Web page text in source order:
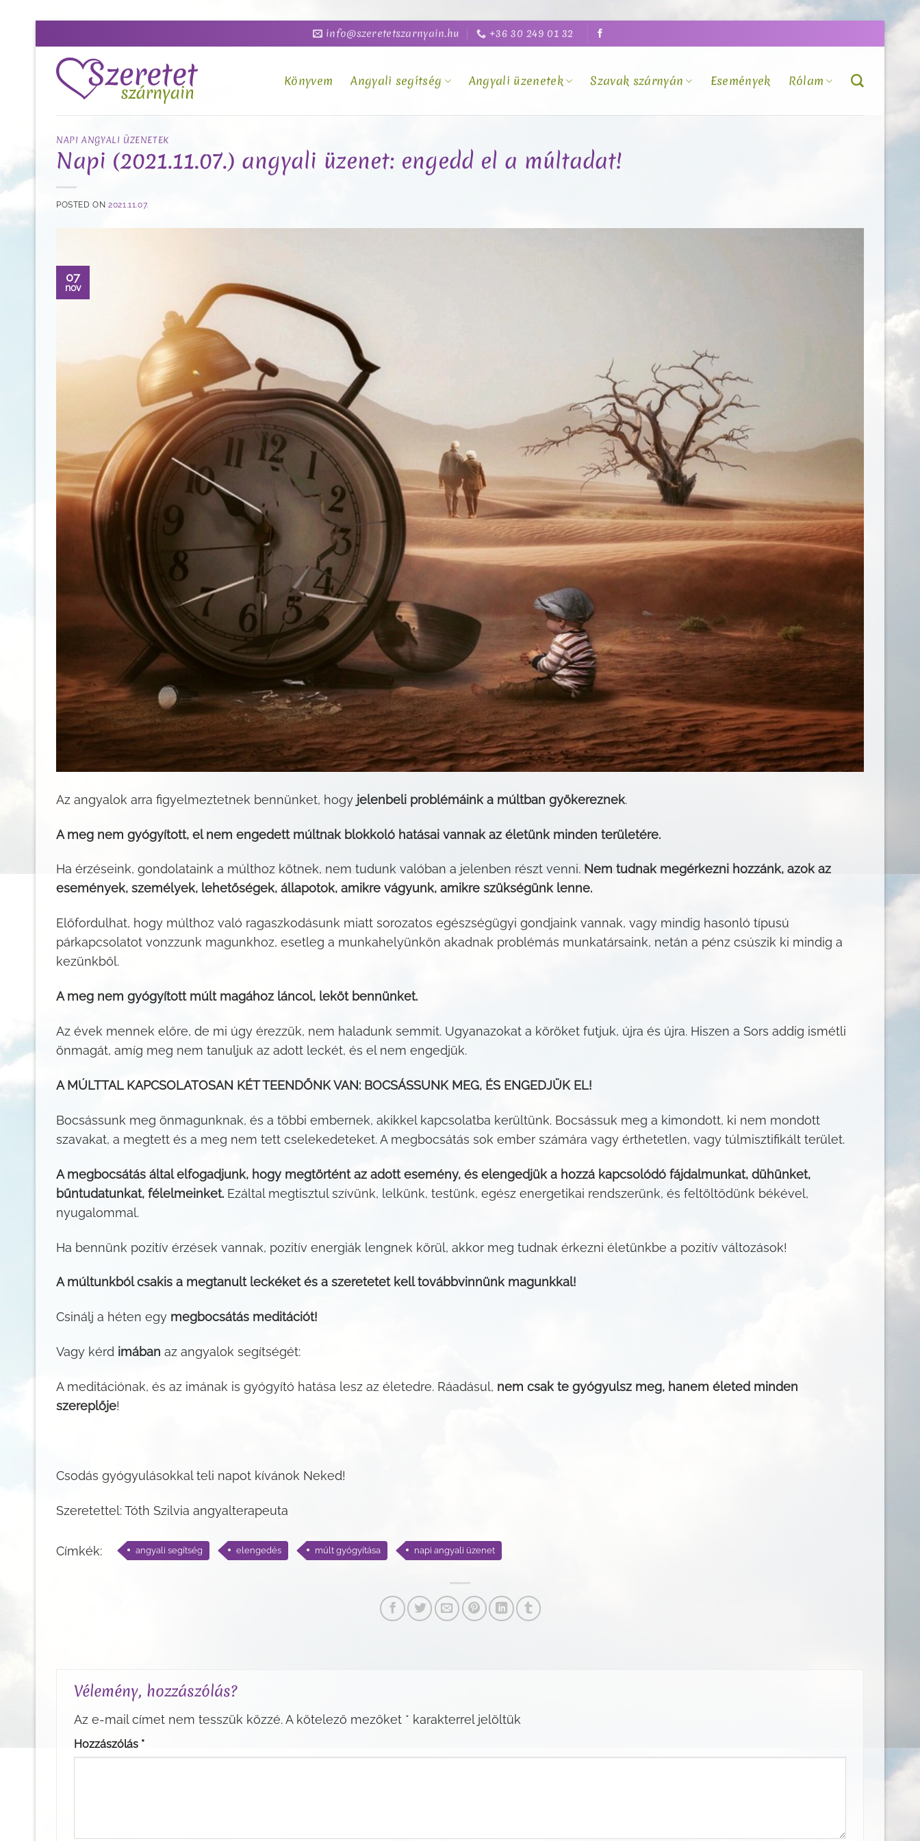
to
content
info@szeretetszarnyain.hu +36 30 249 01 32
Könyvem Angyali segítség Angyali üzenetek Szavak szárnyán Események Rólam
NAPI ANGYALI ÜZENETEK
Napi (2021.11.07.) angyali üzenet: engedd el a múltadat!
POSTED ON2021.11.07.
07
nov
Az angyalok arra figyelmeztetnek bennünket, hogy jelenbeli problémáink a múltban gyökereznek.
A meg nem gyógyított, el nem engedett múltnak blokkoló hatásai vannak az életünk minden területére.
Ha érzéseink, gondolataink a múlthoz kötnek, nem tudunk valóban a jelenben részt venni. Nem tudnak megérkezni hozzánk, azok az
események, személyek, lehetőségek, állapotok, amikre vágyunk, amikre szükségünk lenne.
Előfordulhat, hogy múlthoz való ragaszkodásunk miatt sorozatos egészségügyi gondjaink vannak, vagy mindig hasonló típusú
párkapcsolatot vonzzunk magunkhoz, esetleg a munkahelyünkön akadnak problémás munkatársaink, netán a pénz csúszik ki mindig a
kezünkből.
A meg nem gyógyított múlt magához láncol, leköt bennünket.
Az évek mennek előre, de mi úgy érezzük, nem haladunk semmit. Ugyanazokat a köröket futjuk, újra és újra. Hiszen a Sors addig ismétli
önmagát, amíg meg nem tanuljuk az adott leckét, és el nem engedjük.
A MÚLTTAL KAPCSOLATOSAN KÉT TEENDŐNK VAN: BOCSÁSSUNK MEG, ÉS ENGEDJÜK EL!
Bocsássunk meg önmagunknak, és a többi embernek, akikkel kapcsolatba kerültünk. Bocsássuk meg a kimondott, ki nem mondott
szavakat, a megtett és a meg nem tett cselekedeteket. A megbocsátás sok ember számára vagy érthetetlen, vagy túlmisztifikált terület.
A megbocsátás által elfogadjunk, hogy megtörtént az adott esemény, és elengedjük a hozzá kapcsolódó fájdalmunkat, dühünket,
bűntudatunkat, félelmeinket. Ezáltal megtisztul szívünk, lelkünk, testünk, egész energetikai rendszerünk, és feltöltődünk békével,
nyugalommal.
Ha bennünk pozitív érzések vannak, pozitív energiák lengnek körül, akkor meg tudnak érkezni életünkbe a pozitív változások!
A múltunkból csakis a megtanult leckéket és a szeretetet kell továbbvinnünk magunkkal!
Csinálj a héten egy megbocsátás meditációt!
Vagy kérd imában az angyalok segítségét:
A meditációnak, és az imának is gyógyító hatása lesz az életedre. Ráadásul, nem csak te gyógyulsz meg, hanem életed minden
szereplője!
Csodás gyógyulásokkal teli napot kívánok Neked!
Szeretettel: Tóth Szilvia angyalterapeuta
Címkék: angyali segítség elengedés múlt gyógyítása napi angyali üzenet
Vélemény, hozzászólás?
Az e-mail címet nem tesszük közzé.A kötelező mezőket * karakterrel jelöltük
Hozzászólás *